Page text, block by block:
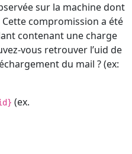
sur la machine dont
Cette compromission a été
contenant une charge
vous retrouver l’uid de
du mail ? (ex:
(ex.